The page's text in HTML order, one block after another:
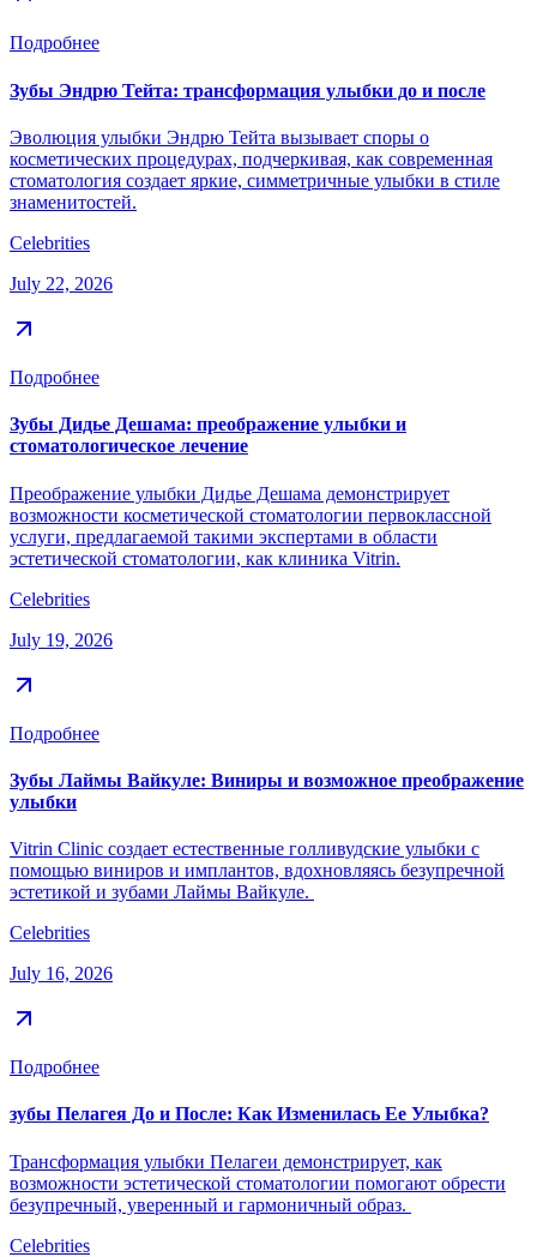
Подробнее
Зубы Эндрю Тейта: трансформация улыбки до и после
Эволюция улыбки Эндрю Тейта вызывает споры о
косметических процедурах, подчеркивая, как современная
стоматология создает яркие, симметричные улыбки в стиле
знаменитостей.
Celebrities
July 22, 2026
Подробнее
Зубы Дидье Дешама: преображение улыбки и
стоматологическое лечение
Преображение улыбки Дидье Дешама демонстрирует
возможности косметической стоматологии первоклассной
услуги, предлагаемой такими экспертами в области
эстетической стоматологии, как клиника Vitrin.
Celebrities
July 19, 2026
Подробнее
Зубы Лаймы Вайкуле: Виниры и возможное преображение
улыбки
Vitrin Clinic создает естественные голливудские улыбки с
помощью виниров и имплантов, вдохновляясь безупречной
эстетикой и зубами Лаймы Вайкуле.
Celebrities
July 16, 2026
Подробнее
зубы Пелагея До и После: Как Изменилась Ее Улыбка?
Трансформация улыбки Пелагеи демонстрирует, как
возможности эстетической стоматологии помогают обрести
безупречный, уверенный и гармоничный образ.
Celebrities